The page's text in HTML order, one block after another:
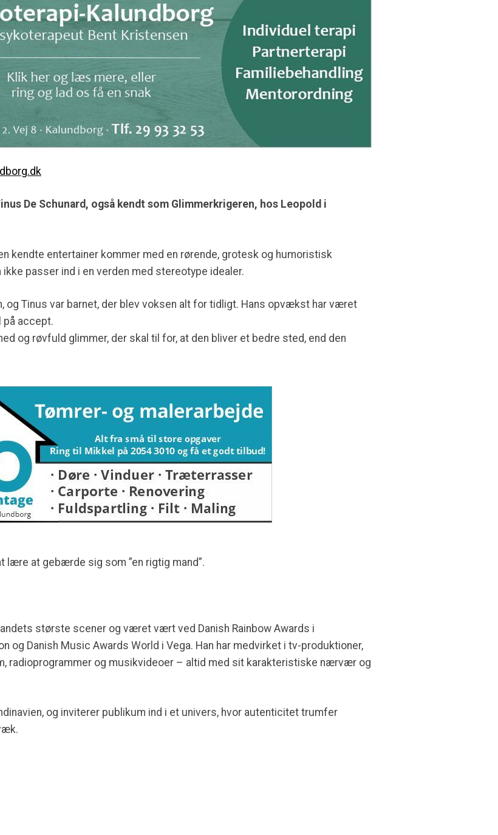
De Schunard, også kendt som Glimmerkrigeren, hos Leopold i
kendte entertainer kommer med en rørende, grotesk og humoristisk
passer ind i en verden med stereotype idealer.
og Tinus var barnet, der blev voksen alt for tidligt. Hans opvækst har været
på accept.
og røvfuld glimmer, der skal til for, at den bliver et bedre sted, end den
lære at gebærde sig som ”en rigtig mand”.
største scener og været vært ved Danish Rainbow Awards i
og Danish Music Awards World i Vega. Han har medvirket i tv-produktioner,
radioprogrammer og musikvideoer – altid med sit karakteristiske nærvær og
og inviterer publikum ind i et univers, hvor autenticitet trumfer